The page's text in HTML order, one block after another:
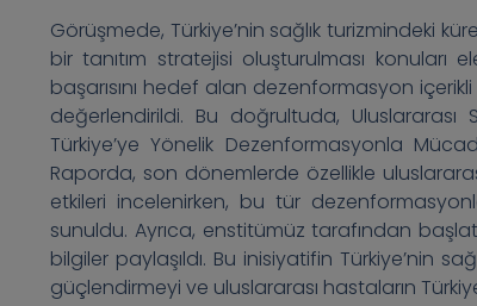
Görüşmede, Türkiye’nin sağlık turizmindeki
bir tanıtım stratejisi oluşturulması konuları
başarısını hedef alan dezenformasyon
değerlendirildi. Bu doğrultuda, Uluslararası
Türkiye’ye Yönelik Dezenformasyonla
Raporda, son dönemlerde özellikle
etkileri incelenirken, bu tür
sunuldu. Ayrıca, enstitümüz tarafından
bilgiler paylaşıldı. Bu inisiyatifin Türkiye’nin
güçlendirmeyi ve uluslararası hastaların